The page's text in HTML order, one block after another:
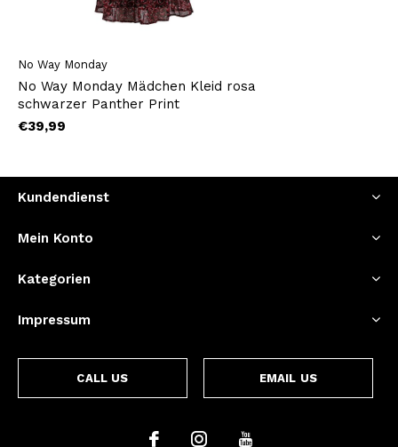
No Way Monday
No Way Monday Mädchen Kleid rosa
schwarzer Panther Print
€39,99
Kundendienst
Mein Konto
Kategorien
Impressum
CALL US EMAIL US